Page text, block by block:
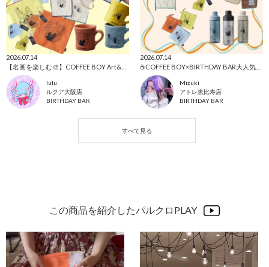
2026.07.14
lulu
ルクア大阪店
BIRTHDAY BAR
2026.07.14
☕️COFFEE BOY×BIRTHDAY BAR大人気コラボ再び💓
Mizuki
アトレ恵比寿店
BIRTHDAY BAR
この商品を紹介したパルクロPLAY